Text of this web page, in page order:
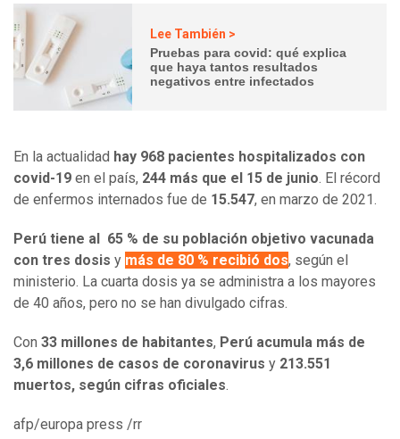
Lee También >
Pruebas para covid: qué explica
que haya tantos resultados
negativos entre infectados
En la actualidad hay 968 pacientes hospitalizados con
covid-19 en el país, 244 más que el 15 de junio. El récord
de enfermos internados fue de 15.547, en marzo de 2021.
Perú tiene al 65 % de su población objetivo vacunada
con tres dosis y más de 80 % recibió dos, según el
ministerio. La cuarta dosis ya se administra a los mayores
de 40 años, pero no se han divulgado cifras.
Con 33 millones de habitantes, Perú acumula más de
3,6 millones de casos de coronavirus y 213.551
muertos, según cifras oficiales.
afp/europa press /rr